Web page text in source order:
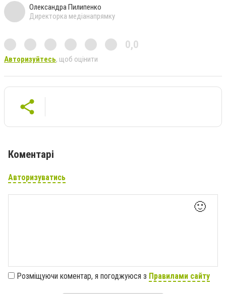
Олександра Пилипенко
Директорка медіанапрямку
0,0
Авторизуйтесь, щоб оцінити
Коментарі
Авторизуватись
🙂
Розміщуючи коментар, я погоджуюся з Правилами сайту